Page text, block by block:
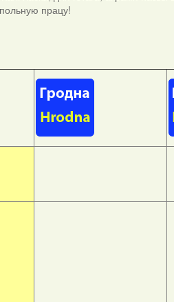
працу!